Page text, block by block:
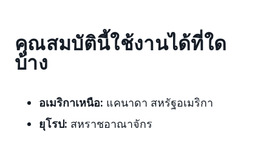
คุณสมบัตินี้ใช้งานได้ที่ใด
บ้าง
อเมริกาเหนือ: แคนาดา สหรัฐอเมริกา
ยุโรป: สหราชอาณาจักร